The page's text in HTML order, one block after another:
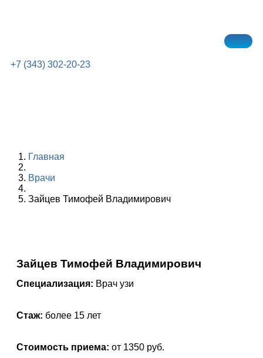
+7 (343) 302-20-23
Главная
Врачи
Зайцев Тимофей Владимирович
Зайцев Тимофей Владимирович
Специализация: Врач узи
Стаж: более 15 лет
Стоимость приема: от 1350 руб.